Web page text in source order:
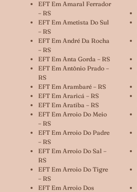
EFT Em Amaral Ferrador
– RS
EFT Em Ametista Do Sul
– RS
EFT Em André Da Rocha
– RS
EFT Em Anta Gorda – RS
EFT Em Antônio Prado –
RS
EFT Em Arambaré – RS
EFT Em Araricá – RS
EFT Em Aratiba – RS
EFT Em Arroio Do Meio
– RS
EFT Em Arroio Do Padre
– RS
EFT Em Arroio Do Sal –
RS
EFT Em Arroio Do Tigre
– RS
EFT Em Arroio Dos